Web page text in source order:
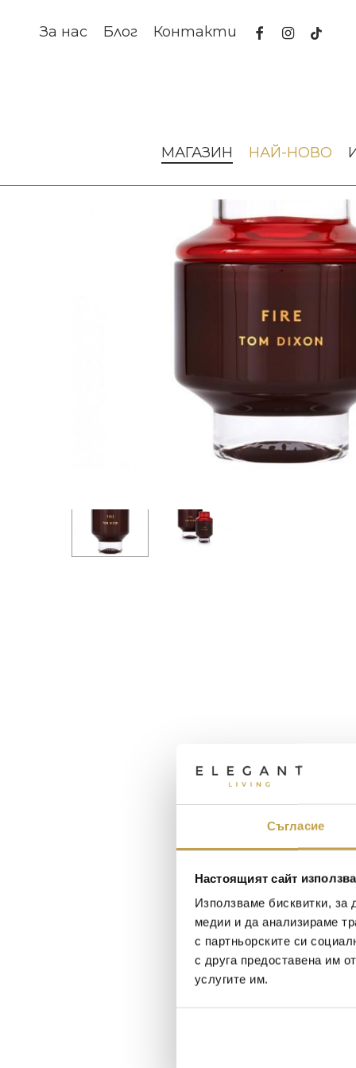
Съгласие
Настоящият сайт
Използваме бисквитки,
медии и да анализираме
с партньорските си
с друга предоставена им
услугите им.
За нас Блог Контакти facebookinstagram
tiktok
МАГАЗИН НАЙ-НОВО